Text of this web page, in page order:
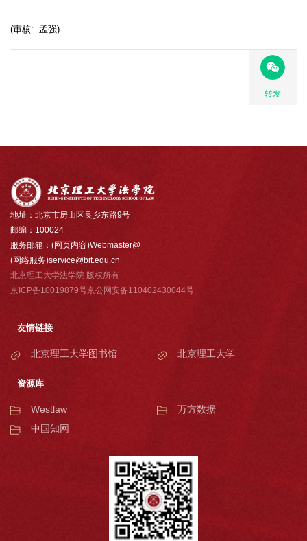
(审核: 孟强)
转发
地址：北京市房山区良乡东路9号
邮编：100024
服务邮箱：(网页内容)Webmaster@
(网络服务)service@bit.edu.cn
北京理工大学法学院 版权所有
京ICP备10019879号京公网安备110402430044号
友情链接
北京理工大学图书馆 北京理工大学
资源库
Westlaw
万方数据
中国知网